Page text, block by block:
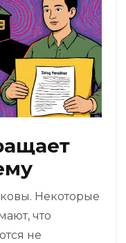
Некоторые
что
не